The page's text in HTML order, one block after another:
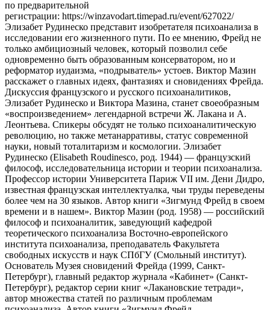
по предварительной
регистрации: https://winzavodart.timepad.ru/event/627022/
Элизабет Рудинеско представит изобретателя психоанализа в
исследовании его жизненного пути. По ее мнению, Фрейд не
только амбициозный человек, который позволил себе
одновременно быть образованным консерватором, но и
реформатор иудаизма, «подрыватель» устоев. Виктор Мазин
расскажет о главных идеях, фантазиях и сновидениях Фрейда.
Дискуссия французского и русского психоаналитиков,
Элизабет Рудинеско и Виктора Мазина, станет своеобразным
«воспроизведением» легендарной встречи Ж. Лакана и А.
Леонтьева. Спикеры обсудят не только психоаналитическую
революцию, но также метанарративы, статус современной
науки, новый тоталитаризм и космологии. Элизабет
Рудинеско (Elisabeth Roudinesco, род. 1944) — французский
философ, исследовательница истории и теории психоанализа.
Профессор истории Университета Париж VII им. Дени Дидро,
известная французская интеллектуалка, чьи труды переведены
более чем на 30 языков. Автор книги «Зигмунд Фрейд в своем
времени и в нашем». Виктор Мазин (род. 1958) — российский
философ и психоаналитик, заведующий кафедрой
теоретического психоанализа Восточно-европейского
института психоанализа, преподаватель Факультета
свободных искусств и наук СПбГУ (Смольный институт).
Основатель Музея сновидений Фрейда (1999, Санкт-
Петербург), главный редактор журнала «Кабинет» (Санкт-
Петербург), редактор серии книг «Лакановские тетради»,
автор множества статей по различным проблемам